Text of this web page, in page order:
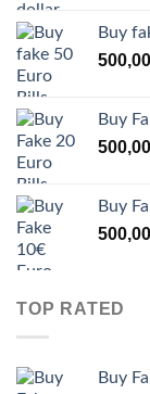
Buy
500,00
Buy
500,00
Buy
500,00
TOP RATED
Buy